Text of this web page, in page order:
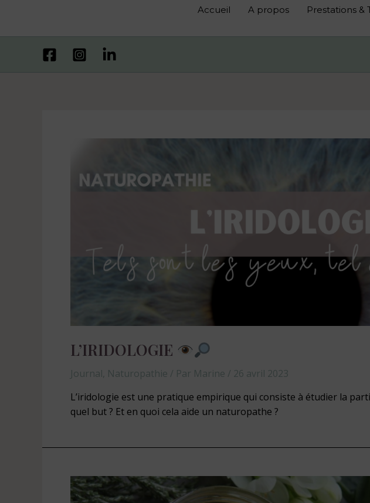
Accueil A propos Prestations &
L’IRIDOLOGIE
Journal, Naturopathie / Par Marine / 26 avril 2023
L’iridologie est une pratique empirique qui consiste à étudier la
quel but ? Et en quoi cela aide un naturopathe ?